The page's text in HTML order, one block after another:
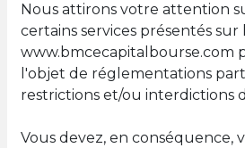
Nous attirons votre attention
certains services présentés sur
www.bmcecapitalbourse.com
l'objet de réglementations
restrictions et/ou interdictions
Vous devez, en conséquence,